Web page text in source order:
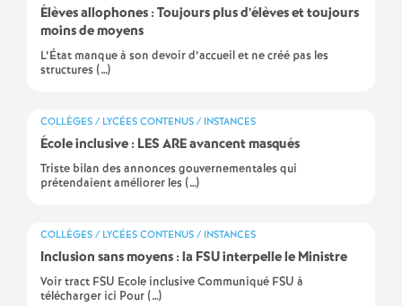
n
e
i
n
Élèves allophones : Toujours plus d’élèves et toujours
moins de moyens
L’État manque à son devoir d’accueil et ne créé pas les
structures (…)
COLLÈGES / LYCÉES CONTENUS / INSTANCES
École inclusive : LES ARE avancent masqués
Triste bilan des annonces gouvernementales qui
prétendaient améliorer les (…)
COLLÈGES / LYCÉES CONTENUS / INSTANCES
Inclusion sans moyens : la FSU interpelle le Ministre
Voir tract FSU Ecole inclusive Communiqué FSU à
télécharger ici Pour (…)